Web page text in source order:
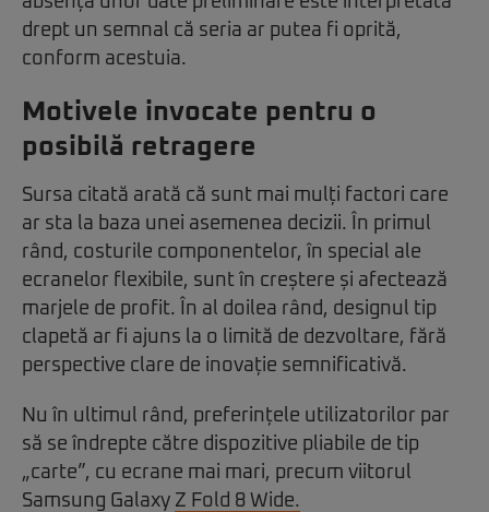
drept un semnal că seria ar putea fi oprită,
conform acestuia.
Motivele invocate pentru o
posibilă retragere
Sursa citată arată că sunt mai mulți factori care
ar sta la baza unei asemenea decizii. În primul
rând, costurile componentelor, în special ale
ecranelor flexibile, sunt în creștere și afectează
marjele de profit. În al doilea rând, designul tip
clapetă ar fi ajuns la o limită de dezvoltare, fără
perspective clare de inovație semnificativă.
Nu în ultimul rând, preferințele utilizatorilor par
să se îndrepte către dispozitive pliabile de tip
„carte”, cu ecrane mai mari, precum viitorul
Samsung Galaxy Z Fold 8 Wide.